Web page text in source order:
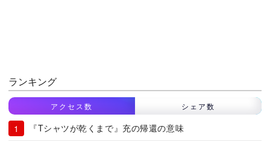
ランキング
アクセス数 シェア数
『Tシャツが乾くまで』充の帰還の意味